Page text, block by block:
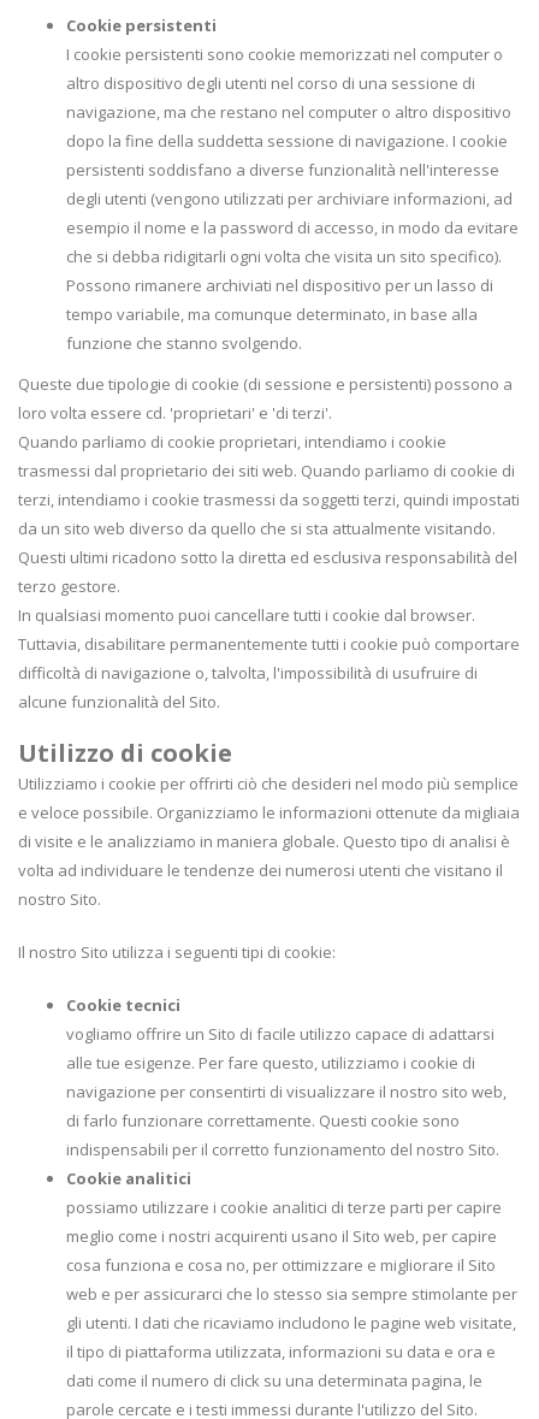
Cookie persistenti
I cookie persistenti sono cookie memorizzati nel computer o
altro dispositivo degli utenti nel corso di una sessione di
navigazione, ma che restano nel computer o altro dispositivo
dopo la fine della suddetta sessione di navigazione. I cookie
persistenti soddisfano a diverse funzionalità nell'interesse
degli utenti (vengono utilizzati per archiviare informazioni, ad
esempio il nome e la password di accesso, in modo da evitare
che si debba ridigitarli ogni volta che visita un sito specifico).
Possono rimanere archiviati nel dispositivo per un lasso di
tempo variabile, ma comunque determinato, in base alla
funzione che stanno svolgendo.
Queste due tipologie di cookie (di sessione e persistenti) possono a
loro volta essere cd. 'proprietari' e 'di terzi'.
Quando parliamo di cookie proprietari, intendiamo i cookie
trasmessi dal proprietario dei siti web. Quando parliamo di cookie di
terzi, intendiamo i cookie trasmessi da soggetti terzi, quindi impostati
da un sito web diverso da quello che si sta attualmente visitando.
Questi ultimi ricadono sotto la diretta ed esclusiva responsabilità del
terzo gestore.
In qualsiasi momento puoi cancellare tutti i cookie dal browser.
Tuttavia, disabilitare permanentemente tutti i cookie può comportare
difficoltà di navigazione o, talvolta, l'impossibilità di usufruire di
alcune funzionalità del Sito.
Utilizzo di cookie
Utilizziamo i cookie per offrirti ciò che desideri nel modo più semplice
e veloce possibile. Organizziamo le informazioni ottenute da migliaia
di visite e le analizziamo in maniera globale. Questo tipo di analisi è
volta ad individuare le tendenze dei numerosi utenti che visitano il
nostro Sito.
Il nostro Sito utilizza i seguenti tipi di cookie:
Cookie tecnici
vogliamo offrire un Sito di facile utilizzo capace di adattarsi
alle tue esigenze. Per fare questo, utilizziamo i cookie di
navigazione per consentirti di visualizzare il nostro sito web,
di farlo funzionare correttamente. Questi cookie sono
indispensabili per il corretto funzionamento del nostro Sito.
Cookie analitici
possiamo utilizzare i cookie analitici di terze parti per capire
meglio come i nostri acquirenti usano il Sito web, per capire
cosa funziona e cosa no, per ottimizzare e migliorare il Sito
web e per assicurarci che lo stesso sia sempre stimolante per
gli utenti. I dati che ricaviamo includono le pagine web visitate,
il tipo di piattaforma utilizzata, informazioni su data e ora e
dati come il numero di click su una determinata pagina, le
parole cercate e i testi immessi durante l'utilizzo del Sito.